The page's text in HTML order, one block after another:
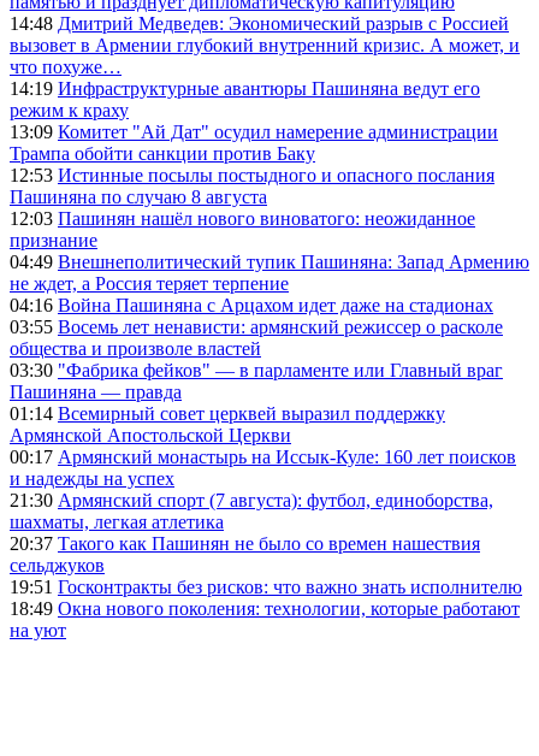
14:48 Дмитрий Медведев: Экономический разрыв с Россией
вызовет в Армении глубокий внутренний кризис. А может, и
что похуже…
14:19 Инфраструктурные авантюры Пашиняна ведут его
режим к краху
13:09 Комитет "Ай Дат" осудил намерение администрации
Трампа обойти санкции против Баку
12:53 Истинные посылы постыдного и опасного послания
Пашиняна по случаю 8 августа
12:03 Пашинян нашёл нового виноватого: неожиданное
признание
04:49 Внешнеполитический тупик Пашиняна: Запад Армению
не ждет, а Россия теряет терпение
04:16 Война Пашиняна с Арцахом идет даже на стадионах
03:55 Восемь лет ненависти: армянский режиссер о расколе
общества и произволе властей
03:30 "Фабрика фейков" — в парламенте или Главный враг
Пашиняна — правда
01:14 Всемирный совет церквей выразил поддержку
Армянской Апостольской Церкви
00:17 Армянский монастырь на Иссык-Куле: 160 лет поисков
и надежды на успех
21:30 Армянский спорт (7 августа): футбол, единоборства,
шахматы, легкая атлетика
20:37 Такого как Пашинян не было со времен нашествия
сельджуков
19:51 Госконтракты без рисков: что важно знать исполнителю
18:49 Окна нового поколения: технологии, которые работают
на уют